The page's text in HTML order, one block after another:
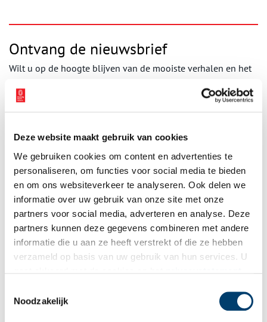
Deze website maakt gebruik van cookies
We gebruiken cookies om content en advertenties te
personaliseren, om functies voor social media te bieden
en om ons websiteverkeer te analyseren. Ook delen we
informatie over uw gebruik van onze site met onze
partners voor social media, adverteren en analyse. Deze
partners kunnen deze gegevens combineren met andere
informatie die u aan ze heeft verstrekt of die ze hebben
verzameld op basis van uw gebruik van hun services. U
Noodzakelijk
Ontvang de nieuwsbrief
Wilt u op de hoogte blijven van de mooiste verhalen en het
wekelijkse nieuwsbrief!
Bij inschrijving gaat u akkoord met ons privacybeleid.
Aanvullingen
Vul deze informatie aan of geef een reactie.
Vereiste velden zijn gemarkeerd met *. Het e-mailadres wordt niet
gepubliceerd.